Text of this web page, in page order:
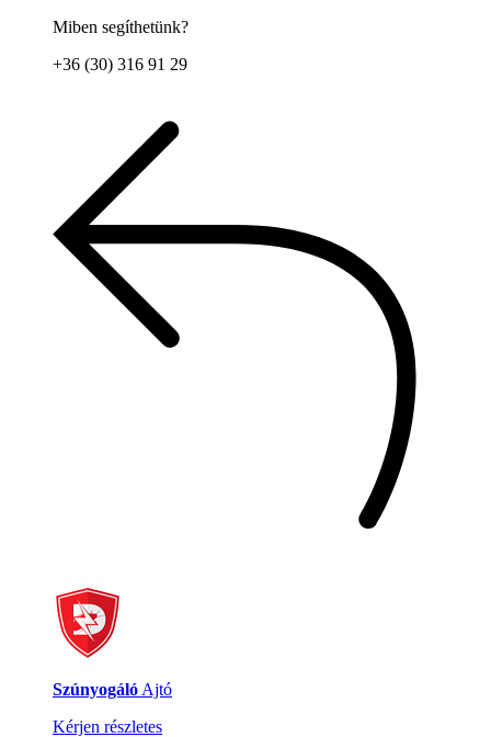
Miben segíthetünk?
+36 (30) 316 91 29
Szúnyogáló Ajtó
Kérjen részletes